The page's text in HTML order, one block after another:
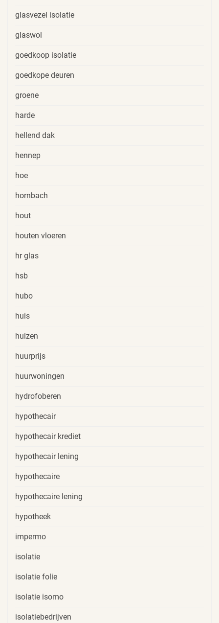
glasvezel isolatie
glaswol
goedkoop isolatie
goedkope deuren
groene
harde
hellend dak
hennep
hoe
hornbach
hout
houten vloeren
hr glas
hsb
hubo
huis
huizen
huurprijs
huurwoningen
hydrofoberen
hypothecair
hypothecair krediet
hypothecair lening
hypothecaire
hypothecaire lening
hypotheek
impermo
isolatie
isolatie folie
isolatie isomo
isolatiebedrijven